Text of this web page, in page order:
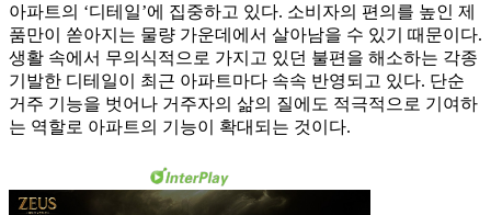
아파트의 ‘디테일’에 집중하고 있다. 소비자의 편의를 높인 제
품만이 쏟아지는 물량 가운데에서 살아남을 수 있기 때문이다.
생활 속에서 무의식적으로 가지고 있던 불편을 해소하는 각종
기발한 디테일이 최근 아파트마다 속속 반영되고 있다. 단순
거주 기능을 벗어나 거주자의 삶의 질에도 적극적으로 기여하
는 역할로 아파트의 기능이 확대되는 것이다.